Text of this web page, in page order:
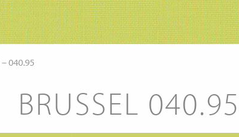
–040.95
BRUSSEL 040.95